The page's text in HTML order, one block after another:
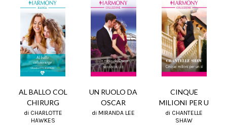
AL BALLO COL
CHIRURG
di CHARLOTTE
HAWKES
UN RUOLO DA
OSCAR
di MIRANDA LEE
CINQUE
MILIONI PER U
di CHANTELLE
SHAW